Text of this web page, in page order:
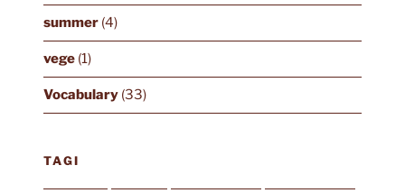
summer(4)
vege(1)
Vocabulary(33)
TAGI